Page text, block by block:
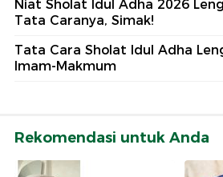
Niat Sholat Idul Adha 2026
Tata Caranya, Simak!
Tata Cara Sholat Idul Adha
Imam-Makmum
Rekomendasi untuk Anda